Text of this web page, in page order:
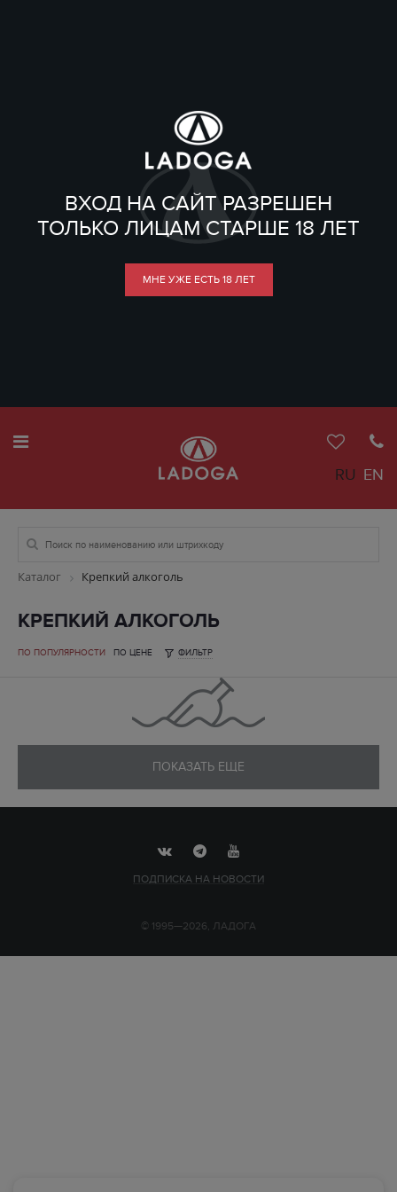
ВХОД НА САЙТ РАЗРЕШЕН
ТОЛЬКО ЛИЦАМ СТАРШЕ 18 ЛЕТ
МНЕ УЖЕ ЕСТЬ 18 ЛЕТ
RU EN
Каталог Крепкий алкоголь
КРЕПКИЙ АЛКОГОЛЬ
ПО ПОПУЛЯРНОСТИ ПО ЦЕНЕ ФИЛЬТР
ПОКАЗАТЬ ЕЩЕ
ПОДПИСКА НА НОВОСТИ
© 1995—2026, ЛАДОГА